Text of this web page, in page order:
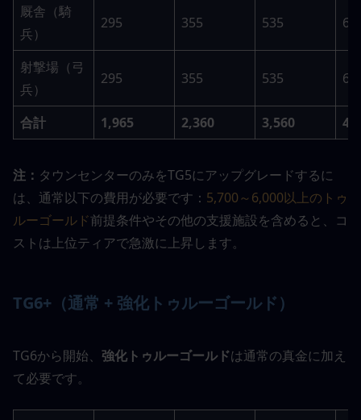
厩舎（騎
兵）
295 355 535
射撃場（弓
兵）
295 355 535
合計 1,965 2,360 3,560
注： タウンセンターのみをTG5にアップグレードするに
は、通常以下の費用が必要です： 5,700～6,000以上のトゥ
ルーゴールド前提条件やその他の支援施設を含めると、コ
ストは上位ティアで急激に上昇します。
TG6+（通常 + 強化トゥルーゴールド）
TG6から開始、 強化トゥルーゴールドは通常の真金に加え
て必要です。